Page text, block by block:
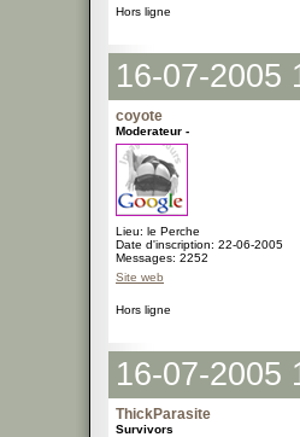
Hors ligne
16-07-2005
coyote
Moderateur -
Lieu: le Perche
Date d'inscription: 22-06-2005
Messages: 2252
Site web
Hors ligne
16-07-2005
ThickParasite
Survivors